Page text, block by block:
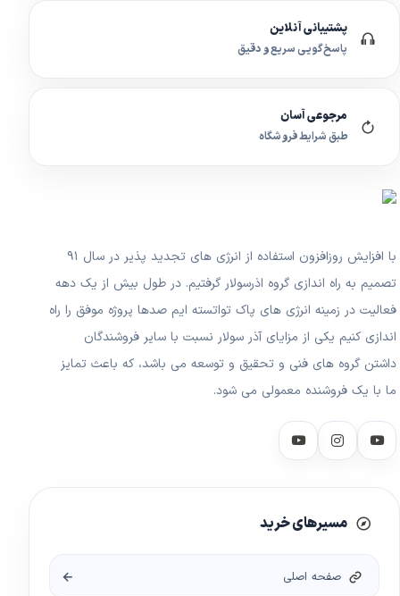
پشتیبانی آنلاین
پاسخ‌گویی سریع و دقیق
مرجوعی آسان
طبق شرایط فروشگاه
با افزایش روزافزون استفاده از انرژی های تجدید پذیر در سال ۹۱
تصمیم به راه اندازی گروه اذرسولار گرفتیم. در طول بیش از یک دهه
فعالیت در زمینه انرژی های پاک تواتسته ایم صدها پروژه موفق را راه
اندازی کنیم یکی از مزایای آذر سولار نسبت با سایر فروشندگان
داشتن گروه های فنی و تحقیق و توسعه می باشد، که باعث تمایز
ما با یک فروشنده معمولی می شود.
مسیرهای خرید
صفحه اصلی